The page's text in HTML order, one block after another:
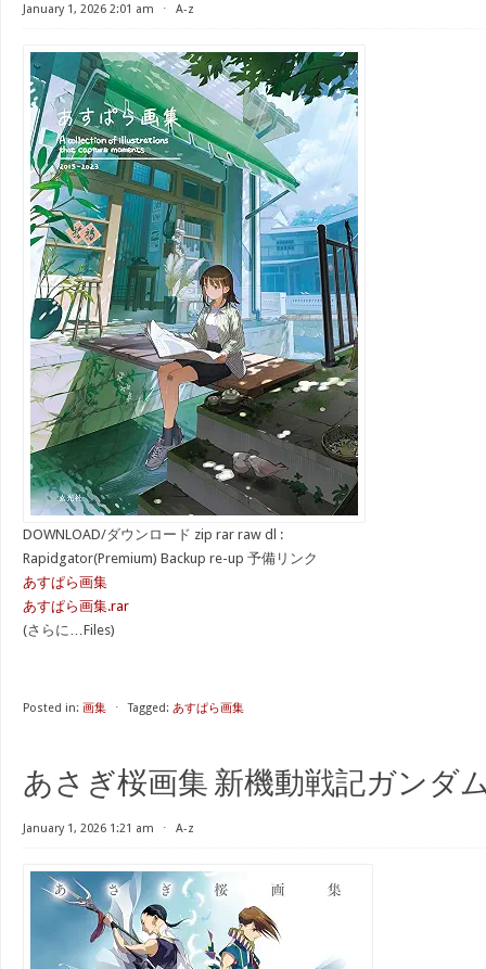
January 1, 2026 2:01 am ⋅ A-z
DOWNLOAD/ダウンロード zip rar raw dl :
Rapidgator(Premium) Backup re-up 予備リンク
あすぱら画集
あすぱら画集.rar
(さらに…Files)
Posted in: 画集 ⋅ Tagged: あすぱら画集
あさぎ桜画集 新機動戦記ガンダ
January 1, 2026 1:21 am ⋅ A-z